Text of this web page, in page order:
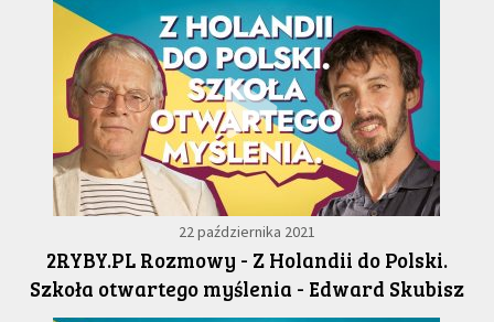
22 października 2021
2RYBY.PL Rozmowy - Z Holandii do Polski.
Szkoła otwartego myślenia - Edward Skubisz